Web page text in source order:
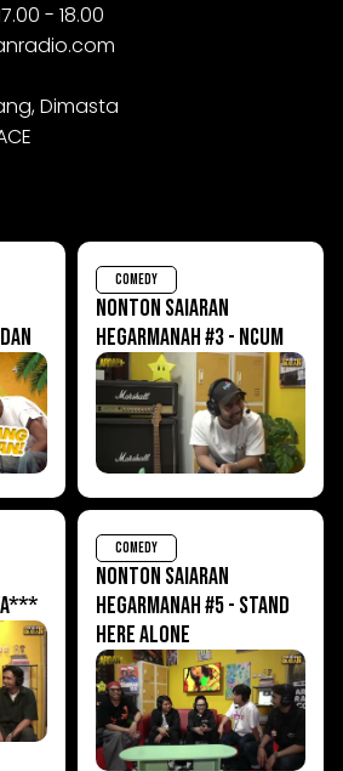
- 18.00
Dimasta
COMEDY
NONTON SAIARAN
HEGARMANAH #3 - NCUM
COMEDY
NONTON SAIARAN
HEGARMANAH #5 - STAND
HERE ALONE